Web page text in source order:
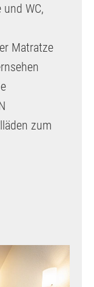
WC,
Matratze
zum